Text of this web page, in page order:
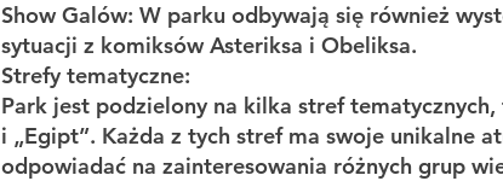
Show Galów: W parku odbywają się również
sytuacji z komiksów Asteriksa i Obeliksa.
Strefy tematyczne:
Park jest podzielony na kilka stref
i „Egipt”. Każda z tych stref ma swoje unikalne
odpowiadać na zainteresowania różnych grup